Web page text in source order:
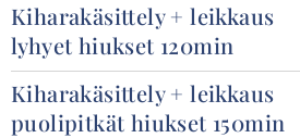
Kiharakäsittely + leikkaus
lyhyet hiukset 120min
Kiharakäsittely + leikkaus
puolipitkät hiukset 150min